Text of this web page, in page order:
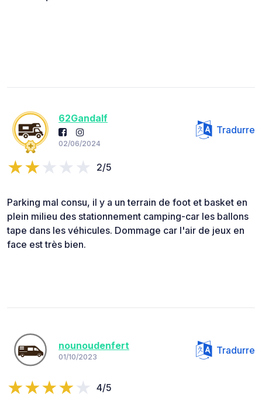
62Gandalf
02/06/2024
Tradurre
2/5
Parking mal consu, il y a un terrain de foot et basket en
plein milieu des stationnement camping-car les ballons
tape dans les véhicules. Dommage car l'air de jeux en
face est très bien.
nounoudenfert
01/10/2023
Tradurre
4/5